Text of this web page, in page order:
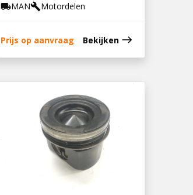
local_shippingMANbuildMotordelen
Prijs op aanvraag Bekijken east